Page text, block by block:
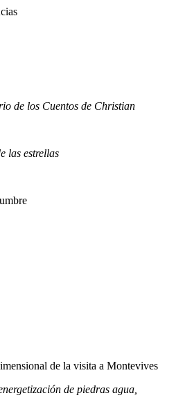
de los Cuentos de Christian
las estrellas
de la visita a Montevives
de piedras agua,